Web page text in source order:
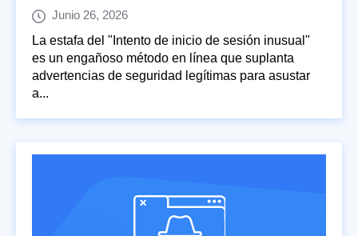
Junio 26, 2026
La estafa del "Intento de inicio de sesión inusual"
es un engañoso método en línea que suplanta
advertencias de seguridad legítimas para asustar
a...